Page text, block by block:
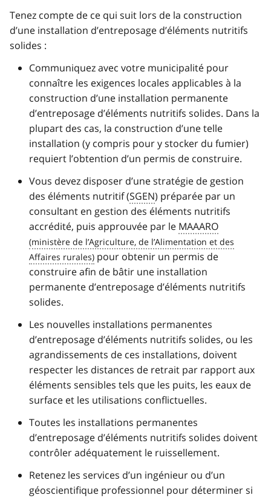
Tenez compte de ce qui suit lors de la construction
d’une installation d’entreposage d’éléments nutritifs
solides :
Communiquez avec votre municipalité pour
connaître les exigences locales applicables à la
construction d’une installation permanente
d’entreposage d’éléments nutritifs solides. Dans la
plupart des cas, la construction d’une telle
installation (y compris pour y stocker du fumier)
requiert l’obtention d’un permis de construire.
Vous devez disposer d’une stratégie de gestion
des éléments nutritif (SGEN) préparée par un
consultant en gestion des éléments nutritifs
accrédité, puis approuvée par le MAAARO
pour obtenir un permis de
construire afin de bâtir une installation
permanente d’entreposage d’éléments nutritifs
solides.
Les nouvelles installations permanentes
d’entreposage d’éléments nutritifs solides, ou les
agrandissements de ces installations, doivent
respecter les distances de retrait par rapport aux
éléments sensibles tels que les puits, les eaux de
surface et les utilisations conflictuelles.
Toutes les installations permanentes
d’entreposage d’éléments nutritifs solides doivent
contrôler adéquatement le ruissellement.
Retenez les services d’un ingénieur ou d’un
géoscientifique professionnel pour déterminer si